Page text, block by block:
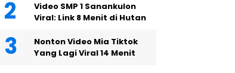
Video SMP 1 Sanankulon
Viral: Link 8 Menit di Hutan
Nonton Video Mia Tiktok
Yang Lagi Viral 14 Menit